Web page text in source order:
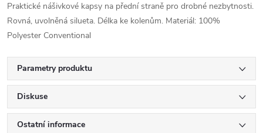
Praktické nášivkové kapsy na přední straně pro drobné nezbytnosti.
Rovná, uvolněná silueta. Délka ke kolenům. Materiál: 100%
Polyester Conventional
Parametry produktu
Diskuse
Ostatní informace